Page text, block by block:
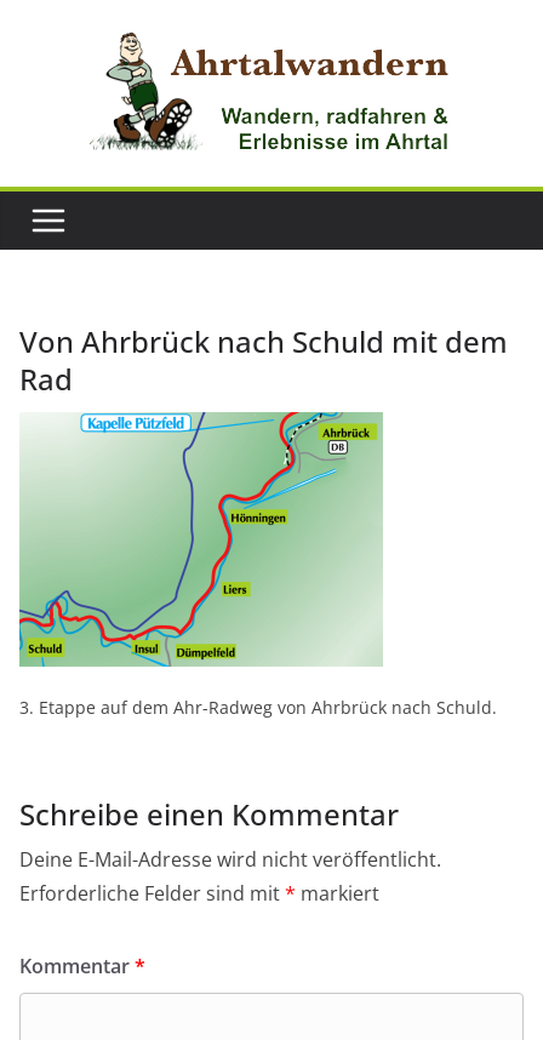
Von Ahrbrück nach Schuld mit dem
Rad
3. Etappe auf dem Ahr-Radweg von Ahrbrück nach Schuld.
Schreibe einen Kommentar
Deine E-Mail-Adresse wird nicht veröffentlicht.
Erforderliche Felder sind mit* markiert
Kommentar*